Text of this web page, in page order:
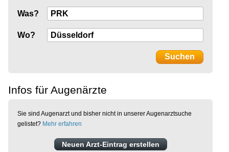
Was?
Wo?
Infos für Augenärzte
Sie sind Augenarzt und bisher nicht in unserer Augenarztsuche
gelistet? Mehr erfahren
Neuen Arzt-Eintrag erstellen